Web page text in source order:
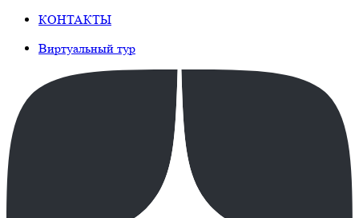
КОНТАКТЫ
Виртуальный тур